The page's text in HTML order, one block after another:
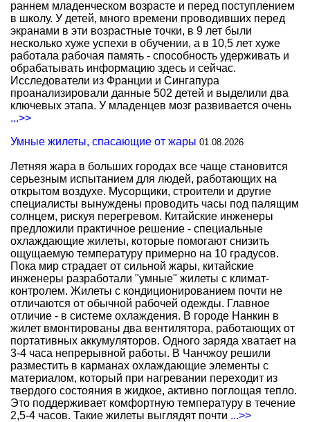
раннем младенческом возрасте и перед поступлением
в школу. У детей, много времени проводивших перед
экранами в эти возрастные точки, в 9 лет были
несколько хуже успехи в обучении, а в 10,5 лет хуже
работала рабочая память - способность удерживать и
обрабатывать информацию здесь и сейчас.
Исследователи из Франции и Сингапура
проанализировали данные 502 детей и выделили два
ключевых этапа. У младенцев мозг развивается очень
...>>
Умные жилеты, спасающие от жары 01.08.2026
Летняя жара в больших городах все чаще становится
серьезным испытанием для людей, работающих на
открытом воздухе. Мусорщики, строители и другие
специалисты вынуждены проводить часы под палящим
солнцем, рискуя перегревом. Китайские инженеры
предложили практичное решение - специальные
охлаждающие жилеты, которые помогают снизить
ощущаемую температуру примерно на 10 градусов.
Пока мир страдает от сильной жары, китайские
инженеры разработали "умные" жилеты с климат-
контролем. Жилеты с кондиционированием почти не
отличаются от обычной рабочей одежды. Главное
отличие - в системе охлаждения. В городе Нанкин в
жилет вмонтированы два вентилятора, работающих от
портативных аккумуляторов. Одного заряда хватает на
3-4 часа непрерывной работы. В Чанчжоу решили
разместить в карманах охлаждающие элементы с
материалом, который при нагревании переходит из
твердого состояния в жидкое, активно поглощая тепло.
Это поддерживает комфортную температуру в течение
2,5-4 часов. Такие жилеты выглядят почти ...>>